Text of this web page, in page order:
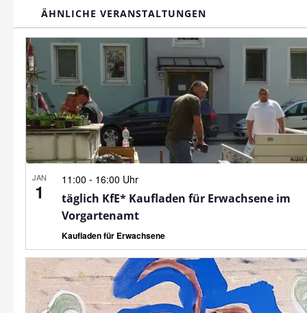
ÄHNLICHE VERANSTALTUNGEN
JAN
1
11:00 - 16:00 Uhr
täglich KfE* Kaufladen für Erwachsene im
Vorgartenamt
Kaufladen für Erwachsene